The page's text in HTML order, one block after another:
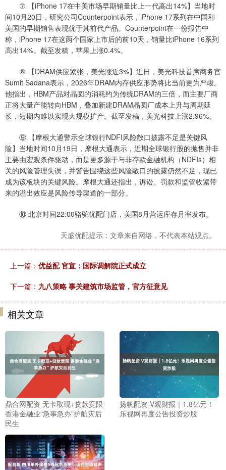
⑦ 【iPhone 17在中美市场早期销量比上一代高出14%】当地时
间10月20日，研究公司Counterpoint表示，iPhone 17系列在中国和
美国的早期销售表现优于其前代产品。Counterpoint在一份报告中
称，iPhone 17在这两个国家上市后的前10天，销量比iPhone 16系列
高出14%。截至发稿，苹果上涨0.4%。
⑧ 【DRAM供应紧张，美光涨近3%】近日，美光科技首席商务官
Sumit Sadana表示，2026年DRAM内存供应形势将比当前更为严峻。
他指出，HBM产品对晶圆的消耗约为传统DRAM的三倍，而主要厂商
正将大量产能转向HBM，叠加新建DRAM晶圆厂成本上升与周期延
长，短期内难以实现大规模扩产。截至发稿，美光科技上涨2.96%。
⑨ 【摩根大通警示全球银行NDFI风险敞口披露不足是关键风
险】当地时间10月19日，摩根大通表示，近期全球银行股的抛售并非
主要由宏观条件驱动，而是更多源于与非存款金融机构（NDFIs）相
关的风险管理失误，并警告围绕这些风险敞口的披露仍然不足，现已
成为该板块的关键风险。摩根大通还指出，诉讼、罚款和监管收紧带
来的溢出效应是风险传导渠道的一部分。
⑩ 北京时间22:00骆驼优配门店，美国8月营运库存月率发布。
天盛优配提示：文章来自网络，不代表本站观点。
上一篇： 优益配 官宣：国际调解院正式成立
下一篇： 九八策略 事关建筑市场监管，官方征意见
相关文章
鼎合网配资 无卡取现+贷款宽限
香港金融业“急事急办”护航灾后
民生
扬帆配资 V观财报｜1.8亿元！
乐视网再度公告投资炒股